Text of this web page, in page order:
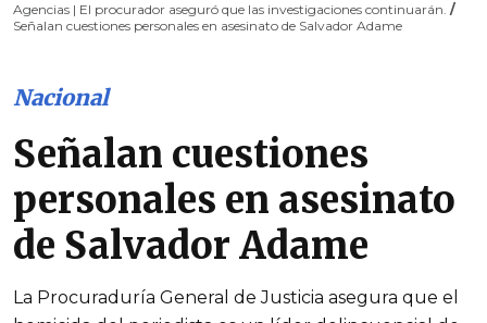
Agencias | El procurador aseguró que las investigaciones continuarán. /
Señalan cuestiones personales en asesinato de Salvador Adame
Nacional
Señalan cuestiones
personales en asesinato
de Salvador Adame
La Procuraduría General de Justicia asegura que el